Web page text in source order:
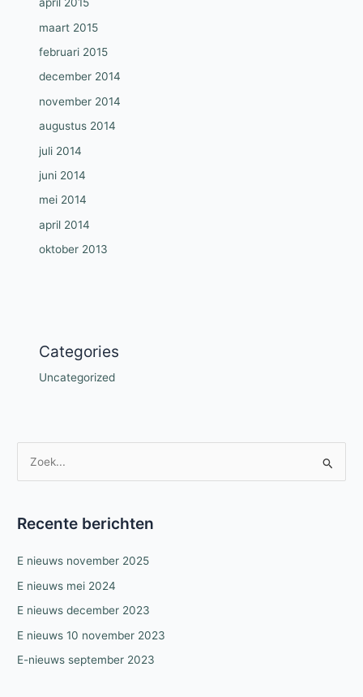
maart 2015
februari 2015
december 2014
november 2014
augustus 2014
juli 2014
juni 2014
mei 2014
april 2014
oktober 2013
Categories
Uncategorized
k
a
a
r
Recente berichten
E nieuws november 2025
E nieuws mei 2024
E nieuws december 2023
E nieuws 10 november 2023
E-nieuws september 2023